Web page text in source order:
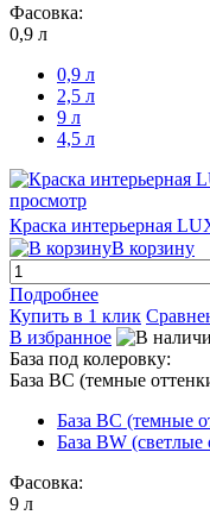
Фасовка:
0,9 л
0,9 л
2,5 л
9 л
4,5 л
просмотр
Краска интерьерная
В корзину
Подробнее
Купить в 1 клик
В избранное
База под колеровку:
База BС (темные
База BС (темные
База BW (светлые
Фасовка:
9 л